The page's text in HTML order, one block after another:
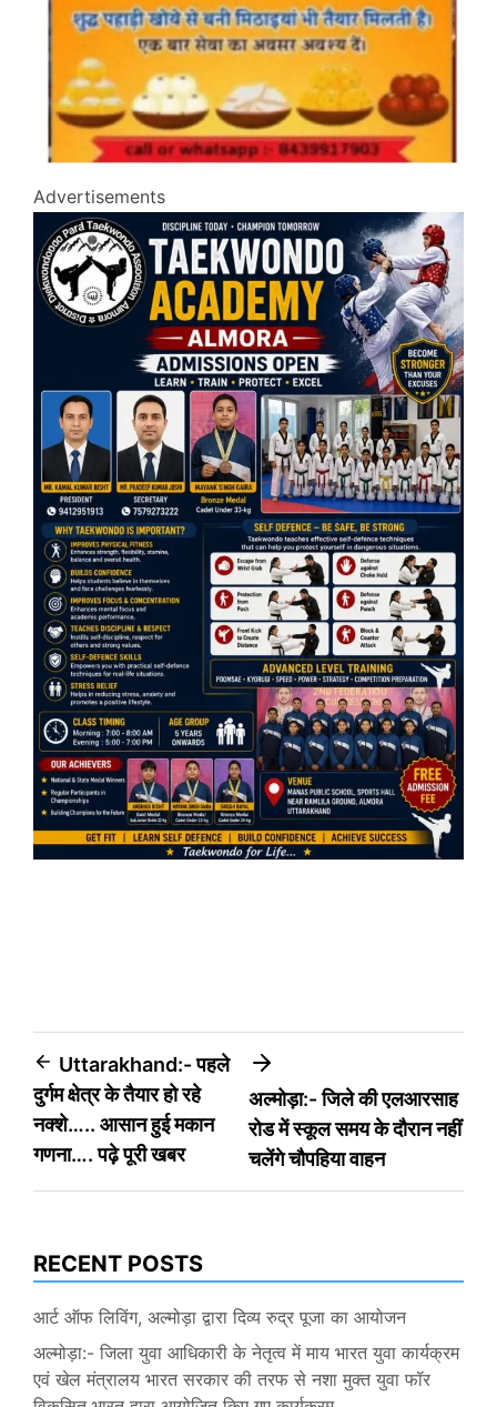
Advertisements
Post
navigation
Uttarakhand:- पहले
दुर्गम क्षेत्र के तैयार हो रहे
नक्शे….. आसान हुई मकान
गणना…. पढ़े पूरी खबर
अल्मोड़ा:- जिले की एलआरसाह
रोड में स्कूल समय के दौरान नहीं
चलेंगे चौपहिया वाहन
RECENT POSTS
आर्ट ऑफ लिविंग, अल्मोड़ा द्वारा दिव्य रुद्र पूजा का आयोजन
अल्मोड़ा:- जिला युवा आधिकारी के नेतृत्व में माय भारत युवा कार्यक्रम
एवं खेल मंत्रालय भारत सरकार की तरफ से नशा मुक्त युवा फॉर